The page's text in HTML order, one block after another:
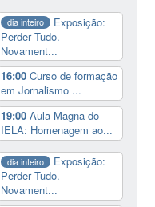
dia inteiro
Exposição:
Perder Tudo.
Novament...
16:00Curso de formação
em Jornalismo ...
19:00Aula Magna do
IELA: Homenagem ao...
dia inteiro
Exposição:
Perder Tudo.
Novament...